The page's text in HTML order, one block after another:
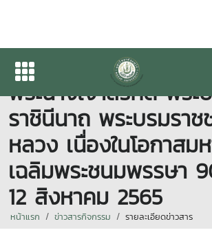
กิจกรรมเฉลิมพระเกีย
พระนางเจ้าสิริกิติ์ พระ
ราชินีนาถ พระบรมรา
หลวง เนื่องในโอกาสม
เฉลิมพระชนมพรรษา
12 สิงหาคม 2565
หน้าแรก ข่าวสารกิจกรรม รายละเอียดข่าวสาร